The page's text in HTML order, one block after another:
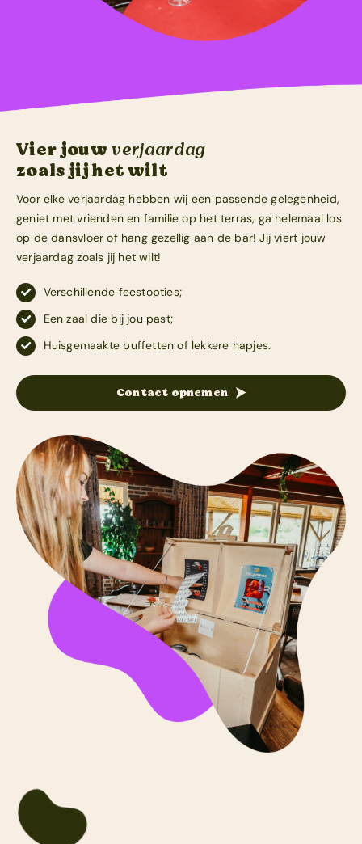
Vier jouwverjaardag
zoals jij het wilt
Voor elke verjaardag hebben wij een passende gelegenheid,
geniet met vrienden en familie op het terras, ga helemaal los
op de dansvloer of hang gezellig aan de bar! Jij viert jouw
verjaardag zoals jij het wilt!
Verschillende feestopties;
Een zaal die bij jou past;
Huisgemaakte buffetten of lekkere hapjes.
Contact opnemen